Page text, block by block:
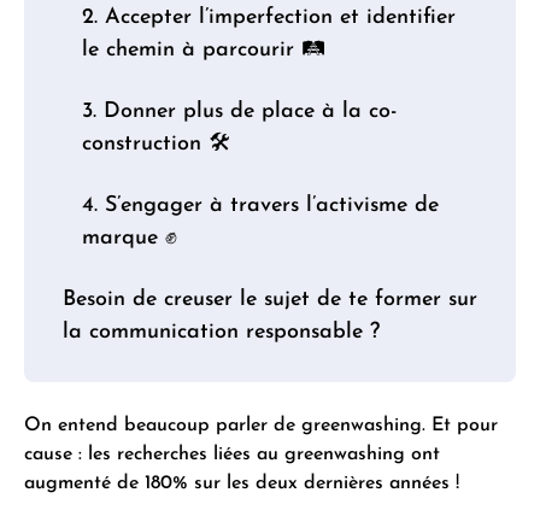
2. Accepter l’imperfection et identifier
le chemin à parcourir 🛤
3. Donner plus de place à la co-
construction 🛠
4. S’engager à travers l’activisme de
marque ✊
Besoin de creuser le sujet de te former sur
la communication responsable ?
On entend beaucoup parler de greenwashing. Et pour
cause : les recherches liées au greenwashing ont
augmenté de 180% sur les deux dernières années !